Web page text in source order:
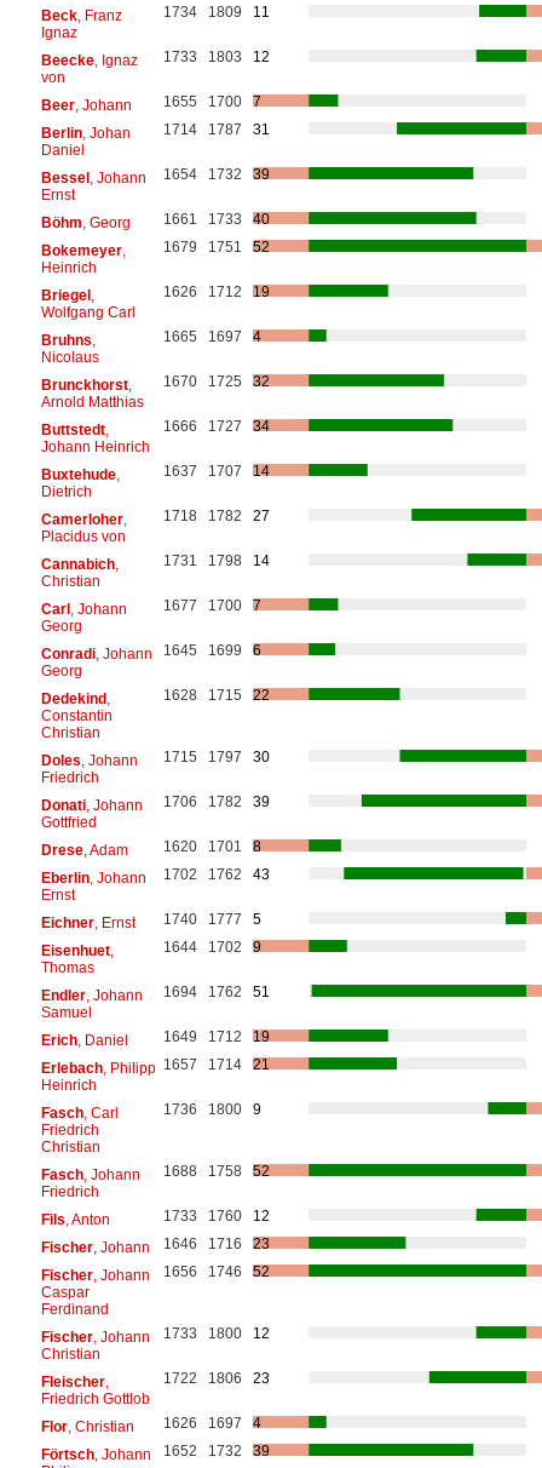
Beck, Franz
Ignaz
1734 1809 11
Beecke, Ignaz
von
1733 1803 12
Beer, Johann 1655 1700
7
Berlin, Johan
Daniel
1714 1787 31
Bessel, Johann
Ernst
1654 1732 39
Böhm , Georg 1661 1733
40
Bokemeyer,
Heinrich
1679 1751 52
Briegel,
Wolfgang Carl
1626 1712 19
Bruhns
Nicolaus
1665 1697 4
Brunckhorst,
Arnold Matthias
1670 1725 32
Buttstedt,
Johann Heinrich
1666 1727 34
Buxtehude,
Dietrich
1637 1707 14
Camerloher,
Placidus von
1718 1782 27
Cannabich,
Christian
1731 1798 14
Carl, Johann
Georg
1677 1700 7
Conradi, Johann
Georg
1645 1699 6
Dedekind,
Constantin
Christian
1628 1715 22
Doles , Johann
Friedrich
1715 1797 30
Donati, Johann
Gottfried
1706 1782 39
Drese, Adam 1620 1701
8
Eberlin, Johann
Ernst
1702 1762 43
Eichner, Ernst 1740 1777
5
Eisenhuet,
Thomas
1644 1702 9
Endler, Johann
Samuel
1694 1762 51
Erich, Daniel 1649 1712
19
Erlebach, Philipp
Heinrich
1657 1714 21
Fasch, Carl
Friedrich
Christian
1736 1800 9
Fasch, Johann
Friedrich
1688 1758 52
Fils , Anton 1733 1760
12
Fischer, Johann 1646 1716
23
Fischer, Johann
Caspar
Ferdinand
1656 1746 52
Fischer, Johann
Christian
1733 1800 12
Fleischer,
Friedrich Gottlob
1722 1806 23
Flor, Christian 1626 1697
4
Förtsch, Johann
1652 1732 39